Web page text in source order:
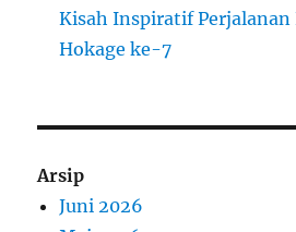
Kisah Inspiratif
Hokage ke-7
Arsip
Juni 2026